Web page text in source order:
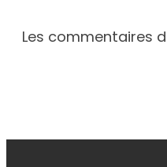
Les commentaires